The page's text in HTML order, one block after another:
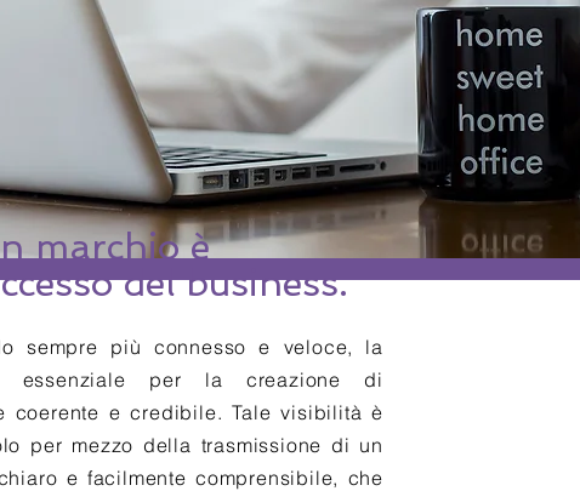
marchio è
del business.
sempre più connesso e veloce, la
essenziale per la creazione di
coerente e credibile. Tale visibilità è
per mezzo della trasmissione di un
e facilmente comprensibile, che